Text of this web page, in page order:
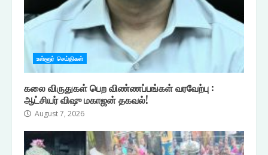
உள்ளூர் செய்திகள்
கலை விருதுகள் பெற விண்ணப்பங்கள் வரவேற்பு :
ஆட்சியர் விஷு மகாஜன் தகவல்!
August 7, 2026